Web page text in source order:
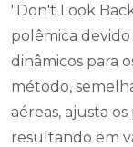
"Don't Look
polêmica
dinâmicos para
método,
aéreas, ajusta
resultando em